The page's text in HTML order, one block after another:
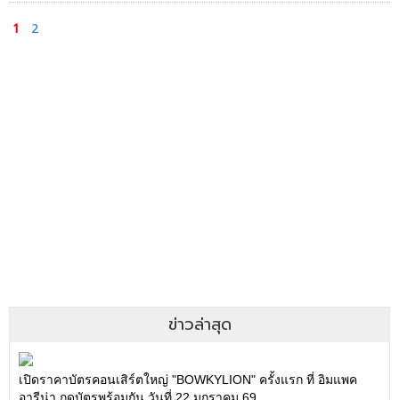
1 2
ข่าวล่าสุด
เปิดราคาบัตรคอนเสิร์ตใหญ่ "BOWKYLION" ครั้งแรก ที่ อิมแพค
อารีน่า กดบัตรพร้อมกัน วันที่ 22 มกราคม 69